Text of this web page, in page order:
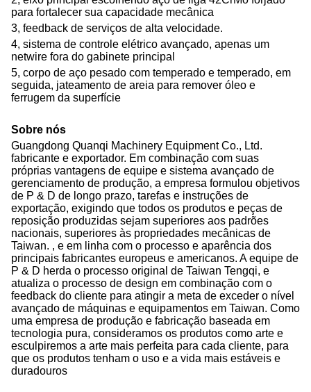
para fortalecer sua capacidade mecânica
3, feedback de serviços de alta velocidade.
4, sistema de controle elétrico avançado, apenas um
netwire fora do gabinete principal
5, corpo de aço pesado com temperado e temperado, em
seguida, jateamento de areia para remover óleo e
ferrugem da superfície
Sobre nós
Guangdong Quanqi Machinery Equipment Co., Ltd.
fabricante e exportador. Em combinação com suas
próprias vantagens de equipe e sistema avançado de
gerenciamento de produção, a empresa formulou objetivos
de P & D de longo prazo, tarefas e instruções de
exportação, exigindo que todos os produtos e peças de
reposição produzidas sejam superiores aos padrões
nacionais, superiores às propriedades mecânicas de
Taiwan. , e em linha com o processo e aparência dos
principais fabricantes europeus e americanos. A equipe de
P & D herda o processo original de Taiwan Tengqi, e
atualiza o processo de design em combinação com o
feedback do cliente para atingir a meta de exceder o nível
avançado de máquinas e equipamentos em Taiwan. Como
uma empresa de produção e fabricação baseada em
tecnologia pura, consideramos os produtos como arte e
esculpiremos a arte mais perfeita para cada cliente, para
que os produtos tenham o uso e a vida mais estáveis ​​e
duradouros